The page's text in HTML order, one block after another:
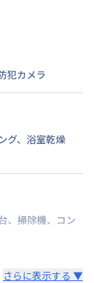
犯カメラ
グ、 浴室乾燥
、 掃除機、 コン
さらに表示する ▼